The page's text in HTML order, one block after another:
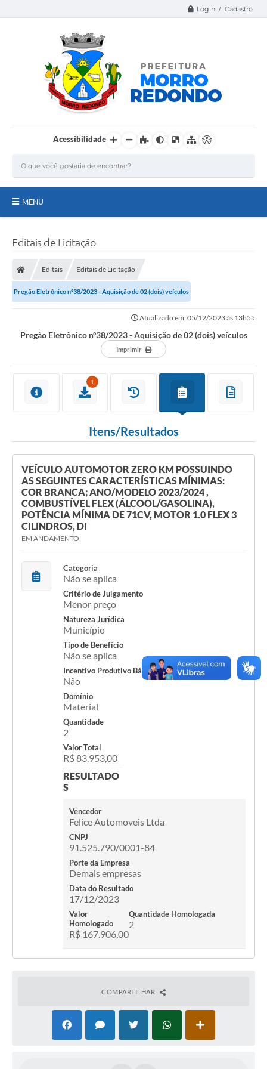
Login / Cadastro
Acessibilidade
MENU
Secretarias
Contas Públicas
Contratos
Esportes
Ouvidoria
Transparência
Editais
Carta de Serviços
Arquivos para Download
Galeria de Vídeos
Telefones Úteis
Editais de Licitação
Editais Editais de Licitação
Pregão Eletrônico nº38/2023 - Aquisição de 02 (dois) veículos
Atualizado em: 05/12/2023 às 13h55
Pregão Eletrônico nº38/2023 - Aquisição de 02 (dois) veículos
Imprimir
1
Itens/Resultados
VEÍCULO AUTOMOTOR ZERO KM POSSUINDO
AS SEGUINTES CARACTERÍSTICAS MÍNIMAS:
COR BRANCA; ANO/MODELO 2023/2024 ,
COMBUSTÍVEL FLEX (ÁLCOOL/GASOLINA),
POTÊNCIA MÍNIMA DE 71CV, MOTOR 1.0 FLEX 3
CILINDROS, DI
EM ANDAMENTO
Categoria
Não se aplica
Critério de Julgamento
Menor preço
Natureza Jurídica
Município
Tipo de Benefício
Não se aplica
Incentivo Produtivo Básico
Não
Domínio
Material
Quantidade
2
Valor Total
R$ 83.953,00
RESULTADO
S
Vencedor
Felice Automoveis Ltda
CNPJ
91.525.790/0001-84
Porte da Empresa
Demais empresas
Data do Resultado
17/12/2023
Valor
Homologado
R$ 167.906,00
Quantidade Homologada
2
COMPARTILHAR